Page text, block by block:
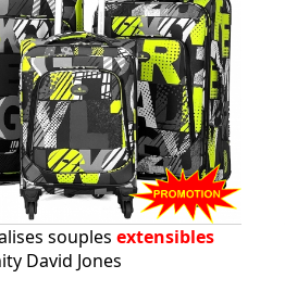
souples extensibles
David Jones